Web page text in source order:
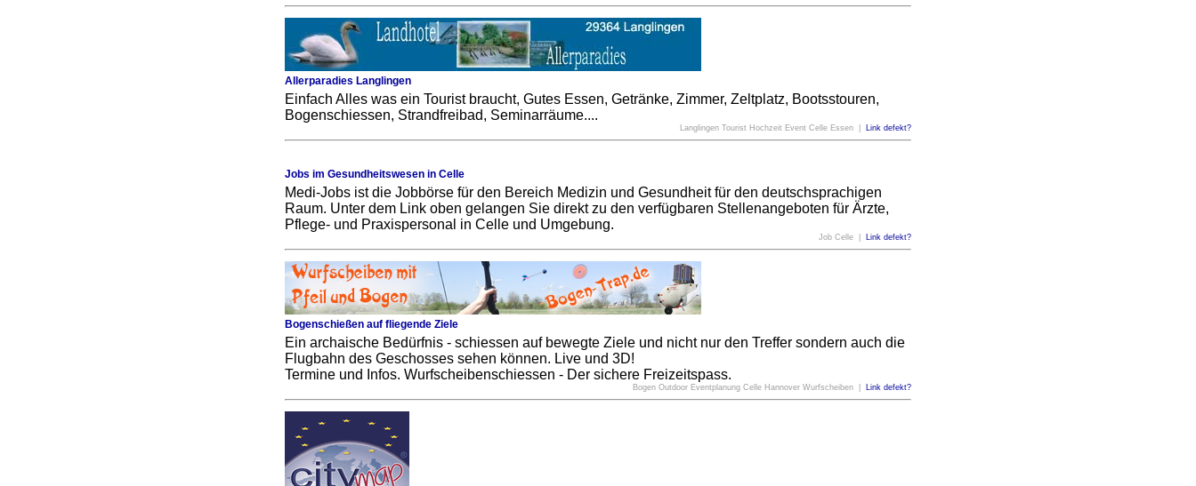
Allerparadies Langlingen
Einfach Alles was ein Tourist braucht, Gutes Essen, Getränke, Zimmer, Zeltplatz, Bootsstouren,
Bogenschiessen, Strandfreibad, Seminarräume....
Langlingen Tourist Hochzeit Event Celle Essen | Link defekt?
Jobs im Gesundheitswesen in Celle
Medi-Jobs ist die Jobbörse für den Bereich Medizin und Gesundheit für den deutschsprachigen
Raum. Unter dem Link oben gelangen Sie direkt zu den verfügbaren Stellenangeboten für Ärzte,
Pflege- und Praxispersonal in Celle und Umgebung.
Job Celle | Link defekt?
Bogenschießen auf fliegende Ziele
Ein archaische Bedürfnis - schiessen auf bewegte Ziele und nicht nur den Treffer sondern auch die
Flugbahn des Geschosses sehen können. Live und 3D!
Termine und Infos. Wurfscheibenschiessen - Der sichere Freizeitspass.
Bogen Outdoor Eventplanung Celle Hannover Wurfscheiben | Link defekt?